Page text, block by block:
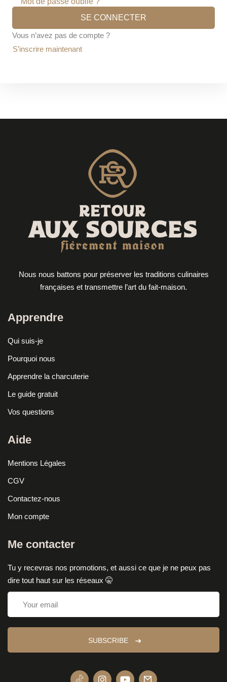
SE CONNECTER
Vous n’avez pas de compte ?
S’inscrire maintenant
Nous nous battons pour préserver les traditions culinaires
françaises et transmettre l’art du fait-maison.
Apprendre
Qui suis-je
Pourquoi nous
Apprendre la charcuterie
Le guide gratuit
Vos questions
Aide
Mentions Légales
CGV
Contactez-nous
Mon compte
Me contacter
Tu y recevras nos promotions, et aussi ce que je ne peux pas
dire tout haut sur les réseaux 🤫
SUBSCRIBE
Sign up
Already have an account?Sign in